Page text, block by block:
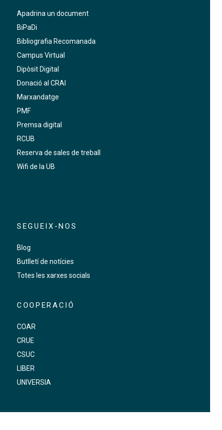
Apadrina un document
BiPaDi
Bibliografia Recomanada
Campus Virtual
Dipòsit Digital
Donació al CRAI
Marxandatge
PMF
Premsa digital
RCUB
Reserva de sales de treball
Wifi de la UB
SEGUEIX-NOS
Blog
Butlletí de notícies
Totes les xarxes socials
COOPERACIÓ
COAR
CRUE
CSUC
LIBER
UNIVERSIA